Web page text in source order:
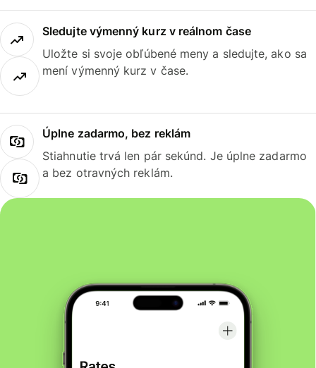
Sledujte výmenný kurz v reálnom čase
Uložte si svoje obľúbené meny a sledujte, ako sa
mení výmenný kurz v čase.
Úplne zadarmo, bez reklám
Stiahnutie trvá len pár sekúnd. Je úplne zadarmo
a bez otravných reklám.